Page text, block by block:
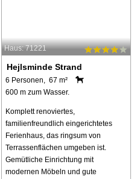
Haus: 71221
Hejlsminde Strand
6 Personen, 67 m²
600 m zum Wasser.
Komplett renoviertes,
familienfreundlich eingerichtetes
Ferienhaus, das ringsum von
Terrassenflächen umgeben ist.
Gemütliche Einrichtung mit
modernen Möbeln und gute